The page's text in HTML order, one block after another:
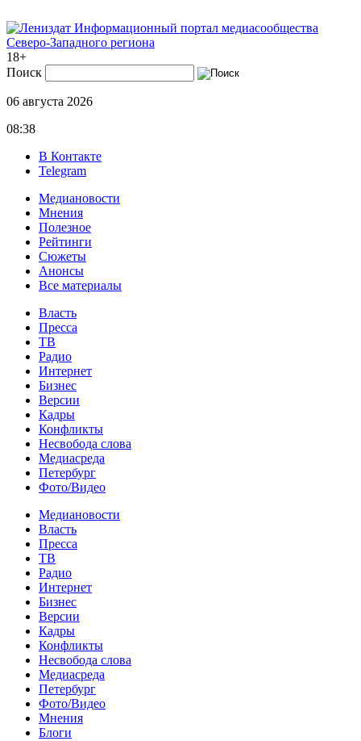
Информационный портал медиасообщества
Северо-Западного региона
18+
Поиск
06 августа 2026
08:38
В Контакте
Telegram
Медиановости
Мнения
Полезное
Рейтинги
Сюжеты
Анонсы
Все материалы
Власть
Пресса
ТВ
Радио
Интернет
Бизнес
Версии
Кадры
Конфликты
Несвобода слова
Медиасреда
Петербург
Фото/Видео
Медиановости
Власть
Пресса
ТВ
Радио
Интернет
Бизнес
Версии
Кадры
Конфликты
Несвобода слова
Медиасреда
Петербург
Фото/Видео
Мнения
Блоги